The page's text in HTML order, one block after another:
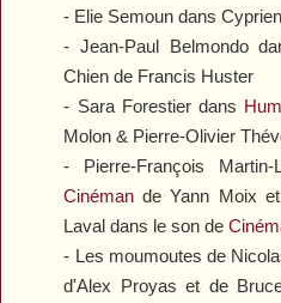
- Elie Semoun dansCyprien
- Jean-Paul Belmondo
Chien de Francis Huster
- Sara Forestier dans
Molon & Pierre-Olivier
- Pierre-François
Cinéman de Yann Moix
Laval dans le son de
- Les moumoutes de
d'Alex Proyas et de